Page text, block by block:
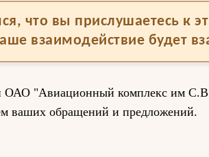
что вы прислушаетесь к
взаимодействие будет
ОАО "Авиационный комплекс им
ваших обращений и предложений.